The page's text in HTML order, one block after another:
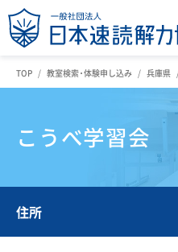
TOP 教室検索・体験申し込み 兵庫県
こうべ学習会
住所